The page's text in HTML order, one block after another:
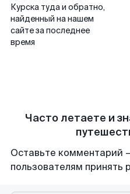
Курска туда и обратно,
найденный на нашем
сайте за последнее
время
Часто летаете и
Оставьте комментарий
пользователям принять